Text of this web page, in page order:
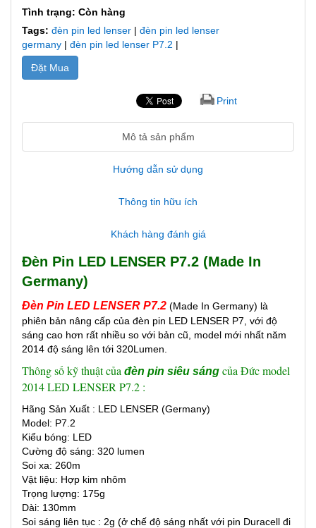
Tình trạng: Còn hàng
Tags: đèn pin led lenser | đèn pin led lenser
germany | đèn pin led lenser P7.2 |
Đặt Mua
Print
Mô tả sản phẩm
Hướng dẫn sử dụng
Thông tin hữu ích
Khách hàng đánh giá
Đèn Pin LED LENSER P7.2 (Made In
Germany)
Đèn Pin LED LENSER P7.2 (Made In Germany) là
phiên bản nâng cấp của đèn pin LED LENSER P7, với độ
sáng cao hơn rất nhiều so với bản cũ, model mới nhất năm
2014 độ sáng lên tới 320Lumen.
Thông số kỹ thuật của đèn pin siêu sáng của Đức model
2014 LED LENSER P7.2 :
Hãng Sản Xuất : LED LENSER (Germany)
Model: P7.2
Kiểu bóng: LED
Cường độ sáng: 320 lumen
Soi xa: 260m
Vật liệu: Hợp kim nhôm
Trọng lượng: 175g
Dài: 130mm
Soi sáng liên tục : 2g (ở chế độ sáng nhất với pin Duracell đi